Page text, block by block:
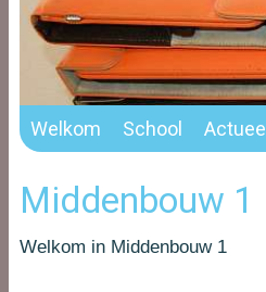
Welkom School Actueel
Middenbouw 1
Welkom in Middenbouw 1